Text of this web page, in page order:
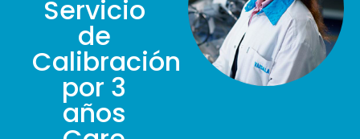
Servicio
de
Calibración
por 3
años